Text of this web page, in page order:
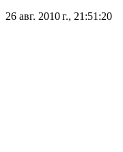
26 авг. 2010 г., 21:51:20